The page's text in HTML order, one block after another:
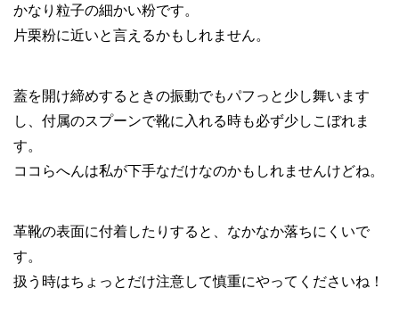
かなり粒子の細かい粉です。
片栗粉に近いと言えるかもしれません。
蓋を開け締めするときの振動でもパフっと少し舞います
し、付属のスプーンで靴に入れる時も必ず少しこぼれま
す。
ココらへんは私が下手なだけなのかもしれませんけどね。
革靴の表面に付着したりすると、なかなか落ちにくいで
す。
扱う時はちょっとだけ注意して慎重にやってくださいね！